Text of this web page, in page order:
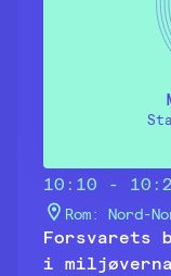
Forsvarets
i
10:10 -
Rom: Nord-